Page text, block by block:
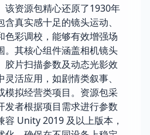
该资源包精心还原了1930年
真实感十足的镜头运动、
色彩调校，能够有效增强场
。其核心组件涵盖相机镜头
胶片扫描参数及动态光影效
活应用，如剧情类叙事、
模拟经营类项目。资源包采
发者根据项目需求进行参数
Unity 2019 及以上版本，